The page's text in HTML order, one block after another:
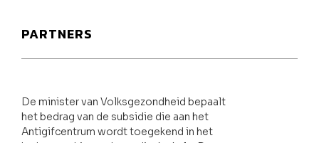
PARTNERS
De minister van Volksgezondheid bepaalt
het bedrag van de subsidie die aan het
Antigifcentrum wordt toegekend in het